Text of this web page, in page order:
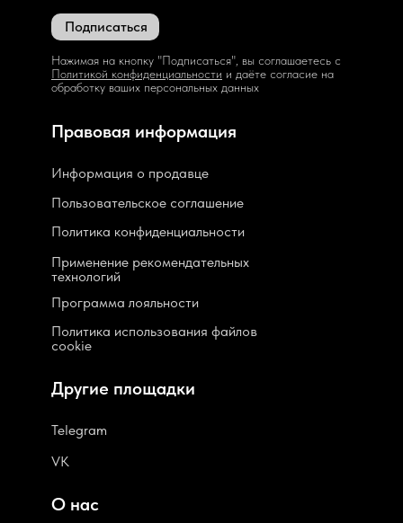
Подписаться
Нажимая на кнопку "Подписаться", вы соглашаетесь с
Политикой конфиденциальности и даёте согласие на
обработку ваших персональных данных
Пользовательское соглашение
Политика конфиденциальности
Программа лояльности
Политика использования файлов
cookie
Применение рекомендательных
технологий
Информация о продавце
Telegram
VK
Правовая информация
О нас
Другие площадки